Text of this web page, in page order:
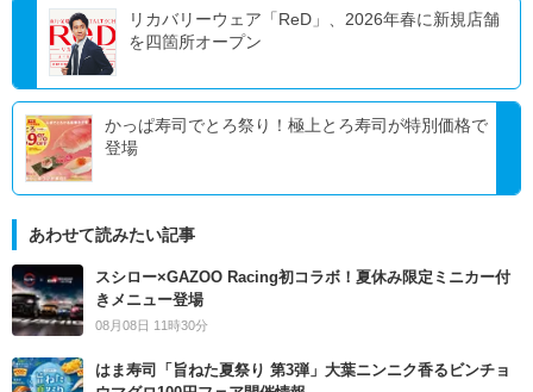
リカバリーウェア「ReD」、2026年春に新規店舗
を四箇所オープン
かっぱ寿司でとろ祭り！極上とろ寿司が特別価格で
登場
あわせて読みたい記事
スシロー×GAZOO Racing初コラボ！夏休み限定ミニカー付
きメニュー登場
08月08日 11時30分
はま寿司「旨ねた夏祭り 第3弾」大葉ニンニク香るビンチョ